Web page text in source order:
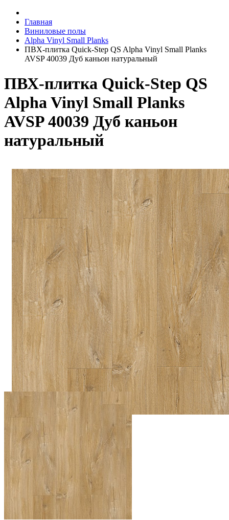
Главная
Виниловые полы
Alpha Vinyl Small Planks
ПВХ-плитка Quick-Step QS Alpha Vinyl Small Planks
AVSP 40039 Дуб каньон натуральный
ПВХ-плитка Quick-Step QS
Alpha Vinyl Small Planks
AVSP 40039 Дуб каньон
натуральный